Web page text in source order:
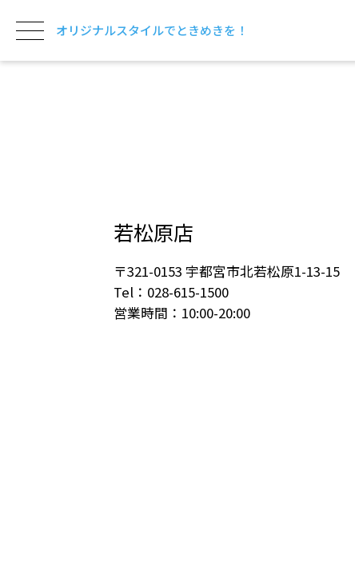
オリジナルスタイルでときめきを！
若松原店
〒321-0153 宇都宮市北若松原1-13-15
Tel：028-615-1500
営業時間：10:00-20:00